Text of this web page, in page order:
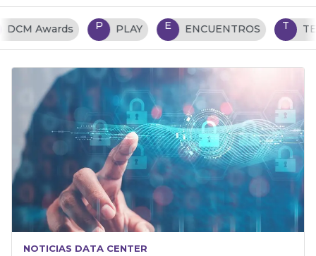
P PLAY E ENCUENTROS T TENDENCIAS TI
NOTICIAS DATA CENTER